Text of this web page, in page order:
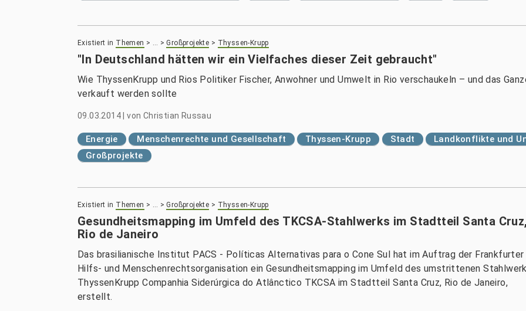
Existiert in Themen > … >Großprojekte > Thyssen-Krupp
"In Deutschland hätten wir ein Vielfaches dieser Zeit gebraucht"
Wie ThyssenKrupp und Rios Politiker Fischer, Anwohner und Umwelt in Rio verschaukeln – und das
verkauft werden sollte
09.03.2014 |von Christian Russau
Energie Menschenrechte und Gesellschaft Thyssen-Krupp Stadt
Landkonflikte und
Großprojekte
Existiert in Themen > … >Großprojekte > Thyssen-Krupp
Gesundheitsmapping im Umfeld des TKCSA-Stahlwerks im Stadtteil Santa
Rio de Janeiro
Das brasilianische Institut PACS - Políticas Alternativas para o Cone Sul hat im Auftrag der Frankfurter
Hilfs- und Menschenrechtsorganisation ein Gesundheitsmapping im Umfeld des umstrittenen
ThyssenKrupp Companhia Siderúrgica do Atlânctico TKCSA im Stadtteil Santa Cruz, Rio de Janeiro,
erstellt.